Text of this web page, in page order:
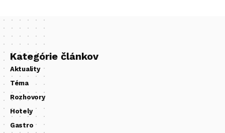
Kategórie článkov
Aktuality
Téma
Rozhovory
Hotely
Gastro